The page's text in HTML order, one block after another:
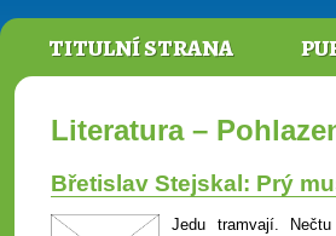
TITULNÍ STRANA
Literatura –
Břetislav Stejskal: Prý
Jedu tramvají.